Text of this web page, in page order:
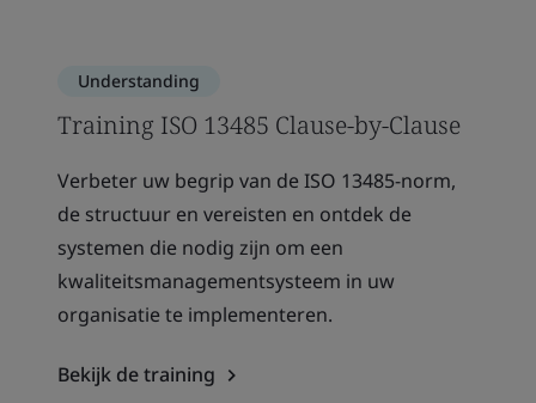
Understanding
Training ISO 13485 Clause-by-Clause
Verbeter uw begrip van de ISO 13485-norm,
de structuur en vereisten en ontdek de
systemen die nodig zijn om een
kwaliteitsmanagementsysteem in uw
organisatie te implementeren.
Bekijk de training